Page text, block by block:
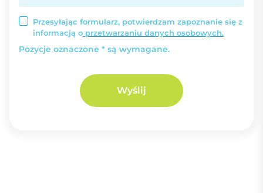
Przesyłając formularz, potwierdzam zapoznanie się z
informacją o przetwarzaniu danych osobowych.
Pozycje oznaczone * są wymagane.
Wyślij